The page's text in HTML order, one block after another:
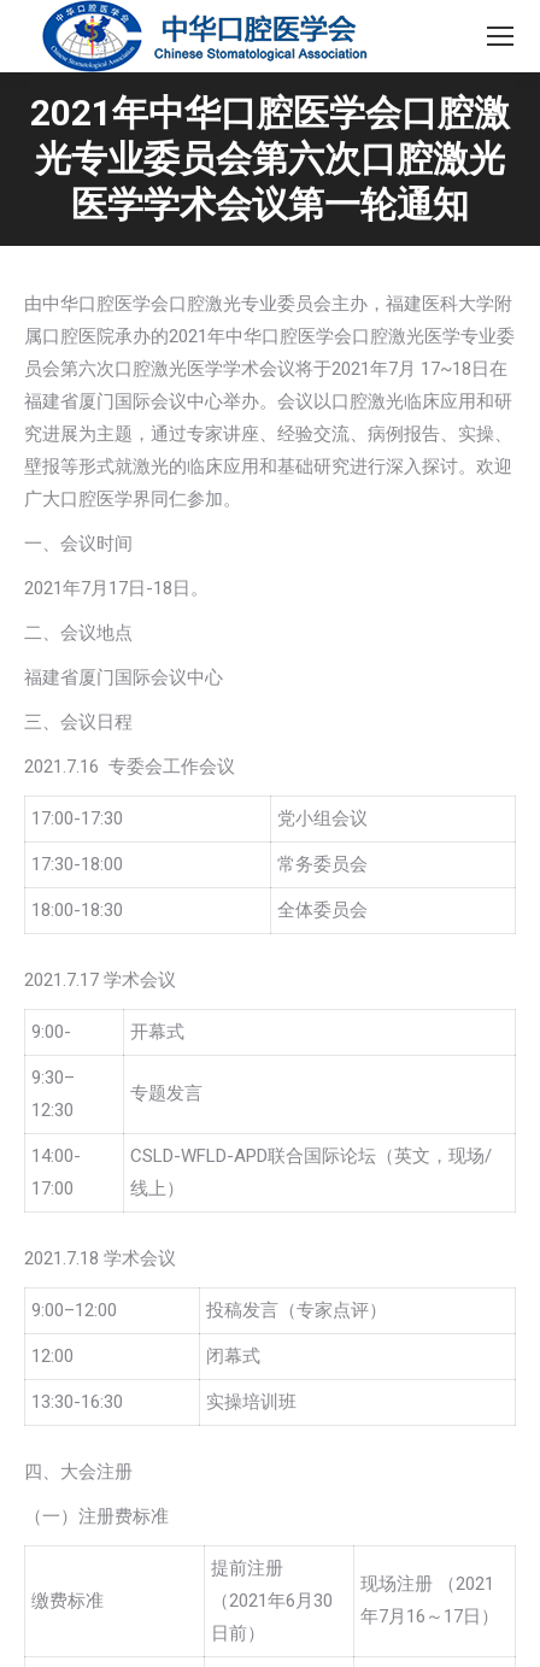
2021年中华口腔医学会口腔激
光专业委员会第六次口腔激光
医学学术会议第一轮通知
由中华口腔医学会口腔激光专业委员会主办，福建医科大学附
属口腔医院承办的2021年中华口腔医学会口腔激光医学专业委
员会第六次口腔激光医学学术会议将于2021年7月 17~18日在
福建省厦门国际会议中心举办。会议以口腔激光临床应用和研
究进展为主题，通过专家讲座、经验交流、病例报告、实操、
壁报等形式就激光的临床应用和基础研究进行深入探讨。欢迎
广大口腔医学界同仁参加。
一、会议时间
2021年7月17日-18日。
二、会议地点
福建省厦门国际会议中心
三、会议日程
2021.7.16 专委会工作会议
17:00-17:30 党小组会议
17:30-18:00 常务委员会
18:00-18:30 全体委员会
2021.7.17 学术会议
9:00- 开幕式
9:30–
12:30
专题发言
14:00-
17:00
CSLD-WFLD-APD联合国际论坛（英文，现场/
线上）
2021.7.18 学术会议
9:00–12:00 投稿发言（专家点评）
12:00 闭幕式
13:30-16:30 实操培训班
四、大会注册
（一）注册费标准
缴费标准
提前注册
（2021年6月30
日前）
现场注册 （2021
年7月16～17日）